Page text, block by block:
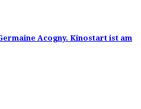
Acogny. Kinostart ist am